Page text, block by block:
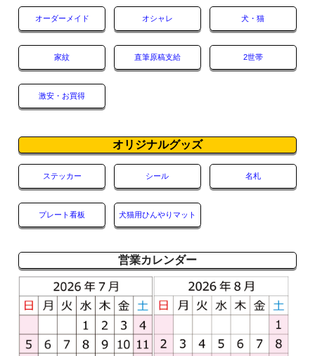
オーダーメイド オシャレ 犬・猫
家紋 直筆原稿支給 2世帯
激安・お買得
オリジナルグッズ
ステッカー シール 名札
プレート看板 犬猫用ひんやりマット
営業カレンダー